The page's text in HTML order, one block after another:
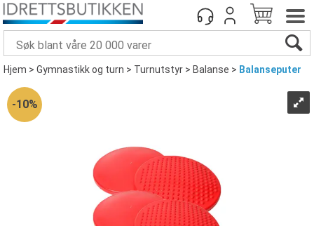
Hjem>Gymnastikk og turn>Turnutstyr>Balanse> Balanseputer
10%